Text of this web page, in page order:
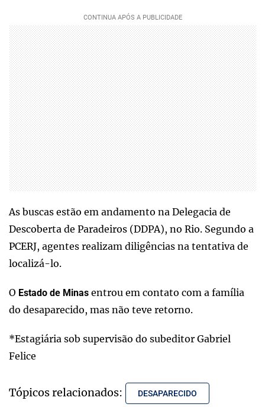
As buscas estão em andamento na Delegacia de
Descoberta de Paradeiros (DDPA), no Rio. Segundo a
PCERJ, agentes realizam diligências na tentativa de
localizá-lo.
O Estado de Minas entrou em contato com a família
do desaparecido, mas não teve retorno.
*Estagiária sob supervisão do subeditor Gabriel
Felice
Tópicos relacionados: DESAPARECIDO